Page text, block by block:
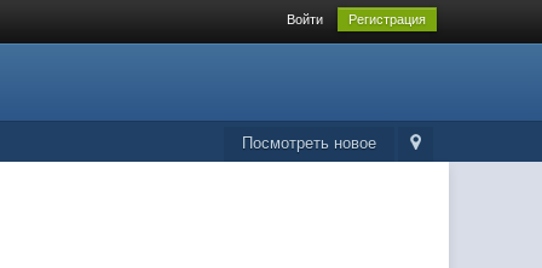
Войти Регистрация
Посмотреть новое